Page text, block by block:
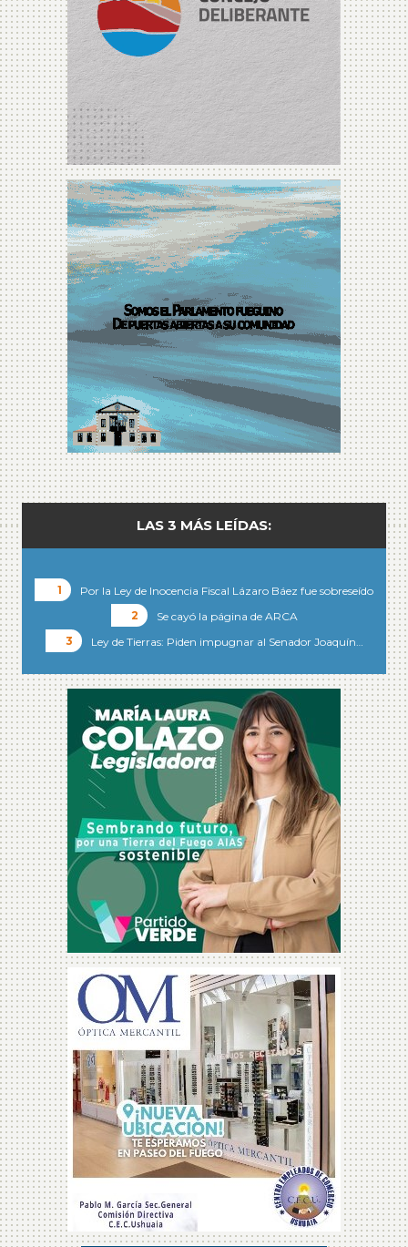
LAS 3 MÁS LEÍDAS:
Por la Ley de Inocencia Fiscal Lázaro Báez fue sobreseído
Se cayó la página de ARCA
Ley de Tierras: Piden impugnar al Senador Joaquín…